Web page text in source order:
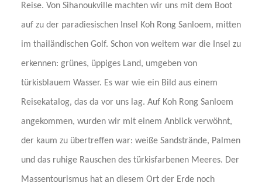
Reise. Von Sihanoukville machten wir uns mit dem Boot
auf zu der paradiesischen Insel Koh Rong Sanloem, mitten
im thailändischen Golf. Schon von weitem war die Insel zu
erkennen: grünes, üppiges Land, umgeben von
türkisblauem Wasser. Es war wie ein Bild aus einem
Reisekatalog, das da vor uns lag. Auf Koh Rong Sanloem
angekommen, wurden wir mit einem Anblick verwöhnt,
der kaum zu übertreffen war: weiße Sandstrände, Palmen
und das ruhige Rauschen des türkisfarbenen Meeres. Der
Massentourismus hat an diesem Ort der Erde noch